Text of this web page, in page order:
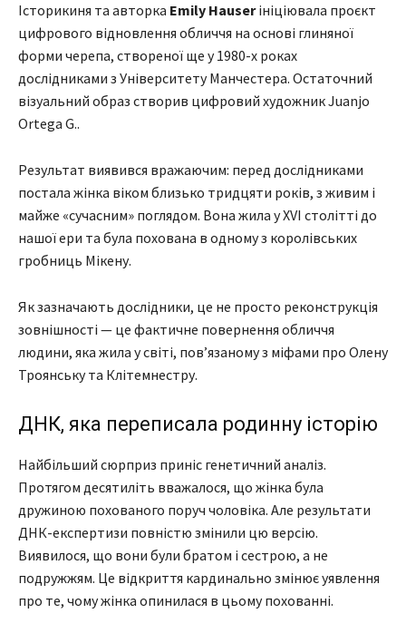
Історикиня та авторка Emily Hauserініціювала проєкт
цифрового відновлення обличчя на основі глиняної
форми черепа, створеної ще у 1980-х роках
дослідниками з Університету Манчестера. Остаточний
візуальний образ створив цифровий художник Juanjo
Ortega G..
Результат виявився вражаючим: перед дослідниками
постала жінка віком близько тридцяти років, з живим і
майже «сучасним» поглядом. Вона жила у XVI столітті до
нашої ери та була похована в одному з королівських
гробниць Мікену.
Як зазначають дослідники, це не просто реконструкція
зовнішності — це фактичне повернення обличчя
людини, яка жила у світі, пов’язаному з міфами про Олену
Троянську та Клітемнестру.
ДНК, яка переписала родинну історію
Найбільший сюрприз приніс генетичний аналіз.
Протягом десятиліть вважалося, що жінка була
дружиною похованого поруч чоловіка. Але результати
ДНК-експертизи повністю змінили цю версію.
Виявилося, що вони були братом і сестрою, а не
подружжям. Це відкриття кардинально змінює уявлення
про те, чому жінка опинилася в цьому похованні.